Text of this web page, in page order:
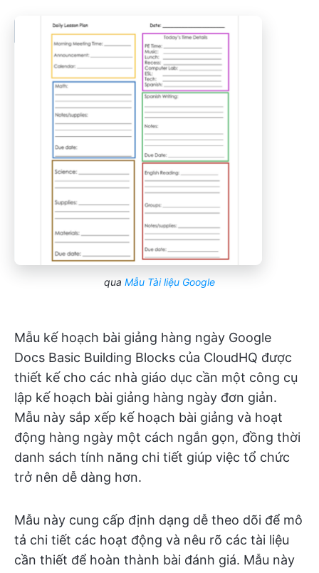
qua Mẫu Tài liệu Google
Mẫu kế hoạch bài giảng hàng ngày Google
Docs Basic Building Blocks của CloudHQ được
thiết kế cho các nhà giáo dục cần một công cụ
lập kế hoạch bài giảng hàng ngày đơn giản.
Mẫu này sắp xếp kế hoạch bài giảng và hoạt
động hàng ngày một cách ngắn gọn, đồng thời
danh sách tính năng chi tiết giúp việc tổ chức
trở nên dễ dàng hơn.
Mẫu này cung cấp định dạng dễ theo dõi để mô
tả chi tiết các hoạt động và nêu rõ các tài liệu
cần thiết để hoàn thành bài đánh giá. Mẫu này